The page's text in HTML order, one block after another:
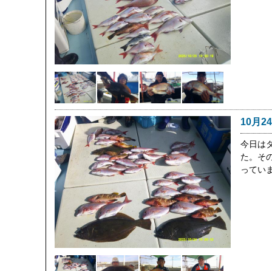
10月
今日は
た。そ
ってい